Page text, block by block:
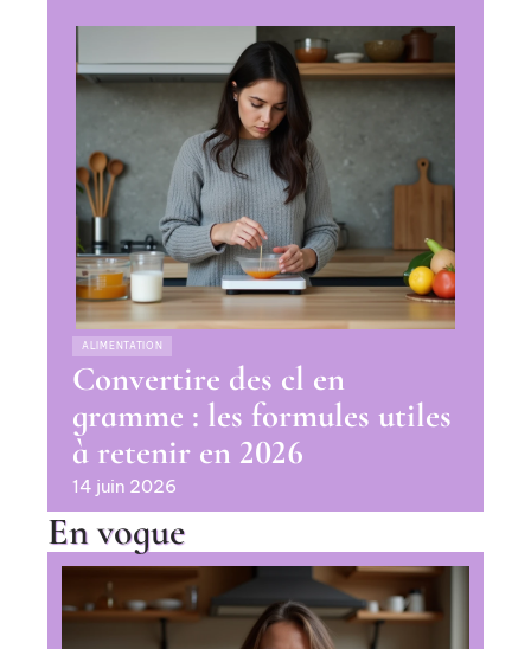
ALIMENTATION
Convertire des cl en
gramme : les formules utiles
à retenir en 2026
14 juin 2026
En vogue